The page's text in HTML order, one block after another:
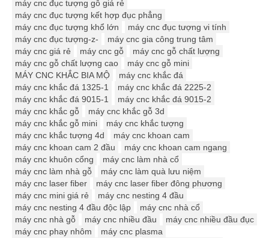
máy cnc đục tượng gỗ giá rẻ
máy cnc đục tượng kết hợp đục phẳng
máy cnc đục tượng khổ lớn
máy cnc đục tượng vi tính
máy cnc đục tượng-z-
máy cnc gia công trung tâm
máy cnc giá rẻ
máy cnc gỗ
máy cnc gỗ chất lượng
máy cnc gỗ chất lượng cao
máy cnc gỗ mini
MÁY CNC KHẮC BIA MỘ
máy cnc khắc đá
máy cnc khắc đá 1325-1
máy cnc khắc đá 2225-2
máy cnc khắc đá 9015-1
máy cnc khắc đá 9015-2
máy cnc khắc gỗ
máy cnc khắc gỗ 3d
máy cnc khắc gỗ mini
máy cnc khắc tượng
máy cnc khắc tượng 4d
máy cnc khoan cam
máy cnc khoan cam 2 đầu
máy cnc khoan cam ngang
máy cnc khuôn cổng
máy cnc làm nhà cổ
máy cnc làm nhà gỗ
máy cnc làm quà lưu niệm
máy cnc laser fiber
máy cnc laser fiber đông phương
máy cnc mini giá rẻ
máy cnc nesting 4 đầu
máy cnc nesting 4 đầu độc lập
máy cnc nhà cổ
máy cnc nhà gỗ
máy cnc nhiều đầu
máy cnc nhiều đầu đục
máy cnc phay nhôm
máy cnc plasma